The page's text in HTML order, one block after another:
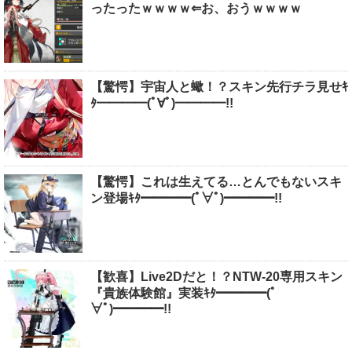
ったったｗｗｗｗ⇐お、おうｗｗｗｗ
【驚愕】宇宙人と蠍！？スキン先行チラ見せｷ
ﾀ━━━━(ﾟ∀ﾟ)━━━━!!
【驚愕】これは生えてる…とんでもないスキ
ン登場ｷﾀ━━━━(ﾟ∀ﾟ)━━━━!!
【歓喜】Live2Dだと！？NTW-20専用スキン
『貴族体験館』実装ｷﾀ━━━━(ﾟ
∀ﾟ)━━━━!!